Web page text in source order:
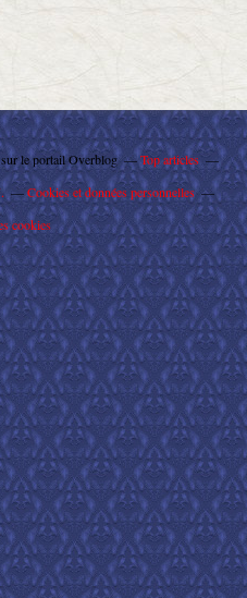
le portail Overblog
Top articles
Cookies et données personnelles
cookies